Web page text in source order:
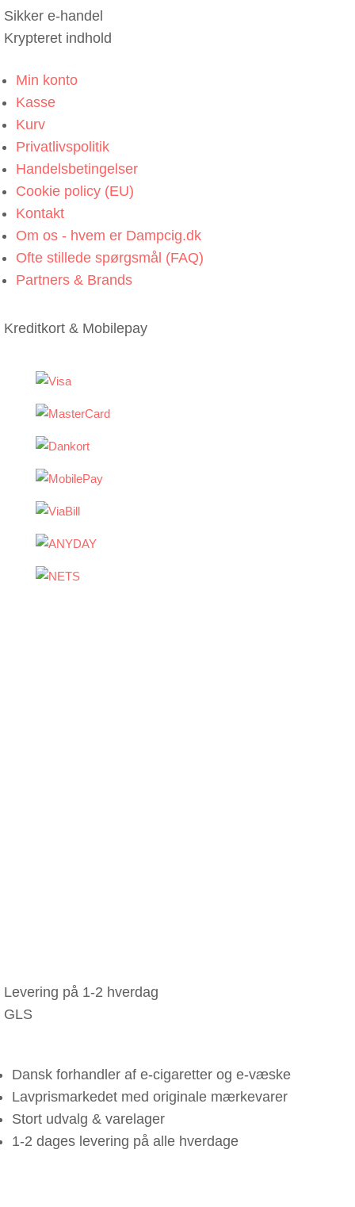
Sikker e-handel
Krypteret indhold
Min konto
Kasse
Kurv
Privatlivspolitik
Handelsbetingelser
Cookie policy (EU)
Kontakt
Om os - hvem er Dampcig.dk
Ofte stillede spørgsmål (FAQ)
Partners & Brands
Kreditkort & Mobilepay
Levering på 1-2 hverdag
GLS
Dansk forhandler af e-cigaretter og e-væske
Lavprismarkedet med originale mærkevarer
Stort udvalg & varelager
1-2 dages levering på alle hverdage